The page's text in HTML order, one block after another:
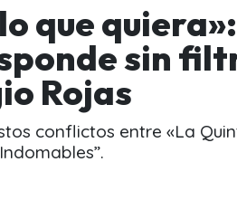
que
sin
Rojas
conflictos entre «La